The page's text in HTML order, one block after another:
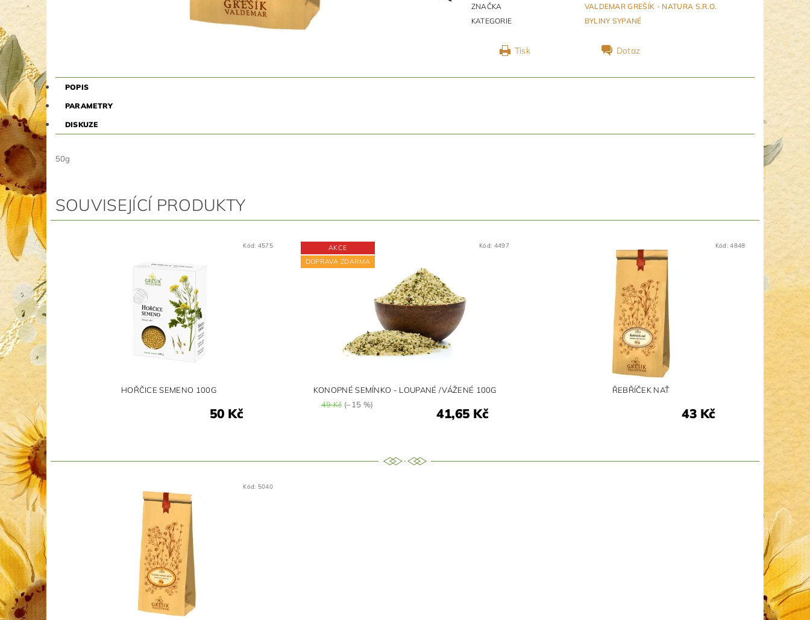
ZNAČKA
VALDEMAR GREŠÍK - NATURA S.R.O.
KATEGORIE
BYLINY SYPANÉ
Tisk Dotaz
POPIS
PARAMETRY
DISKUZE
50g
SOUVISEJÍCÍ PRODUKTY
Kód: 4575
HOŘČICE SEMENO 100G
50 Kč
AKCE
DOPRAVA ZDARMA
Kód: 4497
KONOPNÉ SEMÍNKO - LOUPANÉ /VÁŽENÉ 100G
49 Kč(–15 %)
41,65 Kč
Kód:4848
ŘEBŘÍČEK NAŤ
43 Kč
Kód: 5040